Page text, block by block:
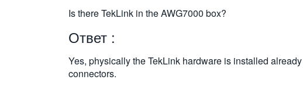
Is there TekLink in the AWG7000 box?
Ответ :
Yes, physically the TekLink hardware is installed
connectors.